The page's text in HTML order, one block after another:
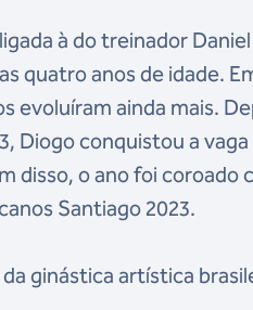
à do treinador
quatro anos de idade.
ainda mais.
Diogo conquistou a
disso, o ano foi coroado
Santiago 2023.
ginástica artística